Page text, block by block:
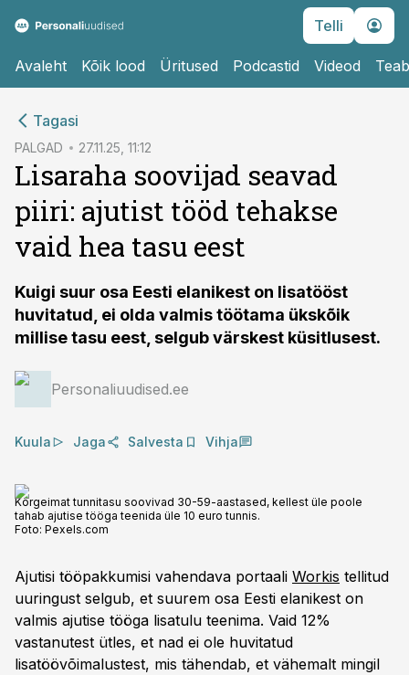
Telli
Avaleht Kõik lood Üritused Podcastid Videod
Tagasi
PALGAD 27.11.25, 11:12
Lisaraha soovijad seavad
piiri: ajutist tööd tehakse
vaid hea tasu eest
Kuigi suur osa Eesti elanikest on lisatööst
huvitatud, ei olda valmis töötama ükskõik
millise tasu eest, selgub värskest küsitlusest.
Personaliuudised.ee
Kuula Jaga Salvesta Vihja
Kõrgeimat tunnitasu soovivad 30-59-aastased, kellest üle poole
tahab ajutise tööga teenida üle 10 euro tunnis.
Foto: Pexels.com
Ajutisi tööpakkumisi vahendava portaali Workis tellitud
uuringust selgub, et suurem osa Eesti elanikest on
valmis ajutise tööga lisatulu teenima. Vaid 12%
vastanutest ütles, et nad ei ole huvitatud
lisatöövõimalustest, mis tähendab, et vähemalt mingil